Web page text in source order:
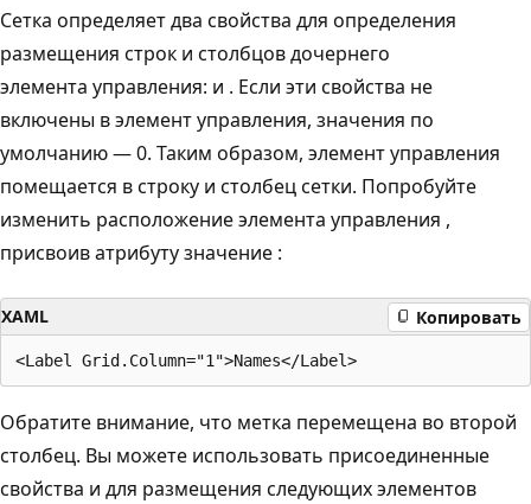
Сетка определяет два свойства для определения
размещения строк и столбцов дочернего
элемента управления: и . Если эти свойства не
включены в элемент управления, значения по
умолчанию — 0. Таким образом, элемент управления
помещается в строку и столбец сетки. Попробуйте
изменить расположение элемента управления ,
присвоив атрибуту значение :
XAML Копировать
Обратите внимание, что метка перемещена во второй
столбец. Вы можете использовать присоединенные
свойства и для размещения следующих элементов